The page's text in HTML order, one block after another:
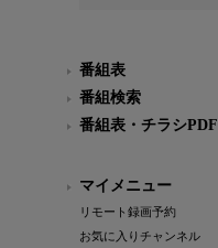
番組表
番組検索
番組表・チラシPDF
マイメニュー
リモート録画予約
お気に入りチャンネル